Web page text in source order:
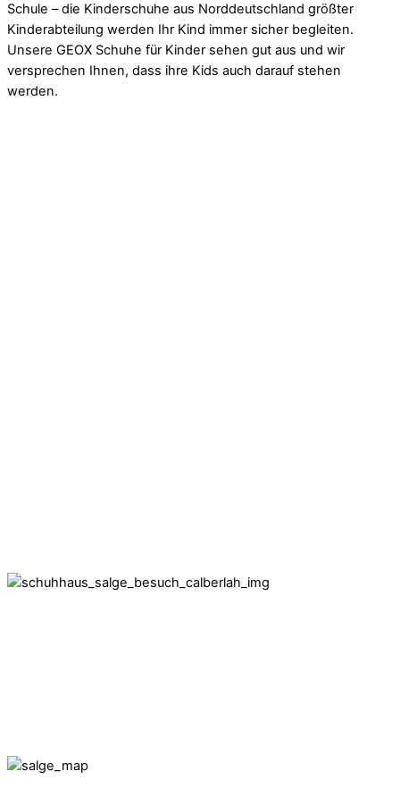
Schule – die Kinderschuhe aus Norddeutschland größter
Kinderabteilung werden Ihr Kind immer sicher begleiten.
Unsere GEOX Schuhe für Kinder sehen gut aus und wir
versprechen Ihnen, dass ihre Kids auch darauf stehen
werden.